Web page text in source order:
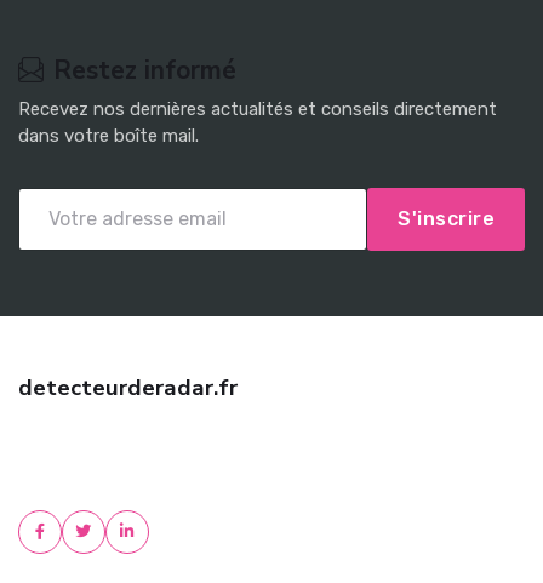
Restez informé
Recevez nos dernières actualités et conseils directement
dans votre boîte mail.
S'inscrire
detecteurderadar.fr